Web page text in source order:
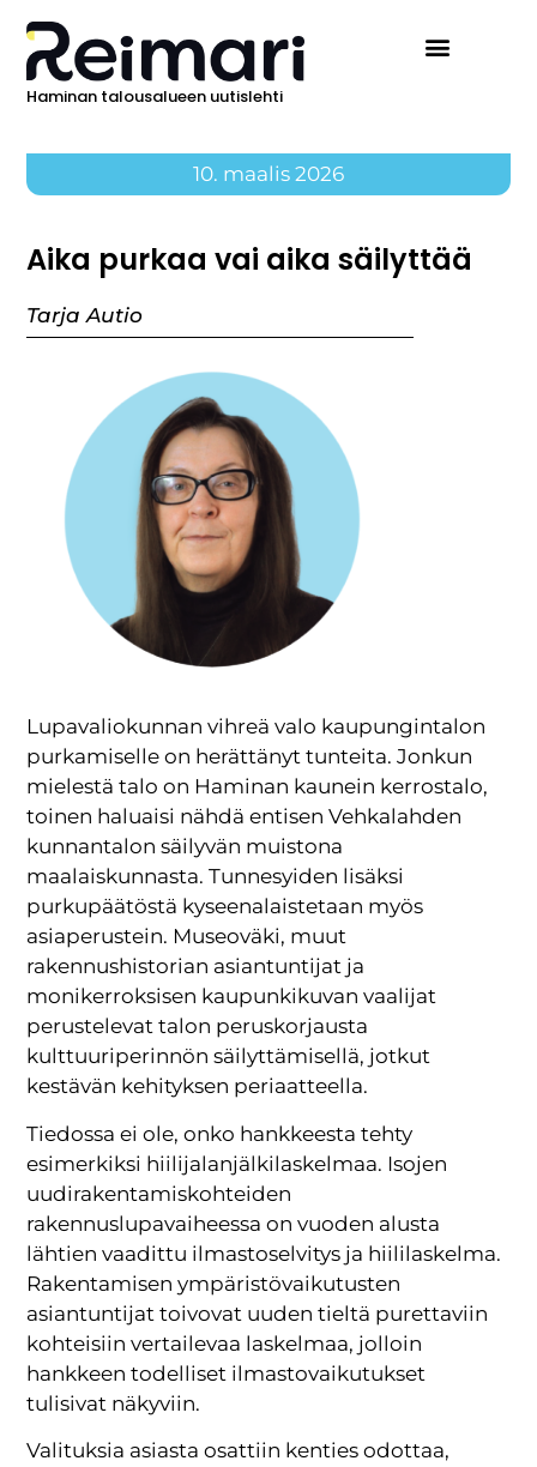
Haminan talousalueen uutislehti
10. maalis 2026
Aika purkaa vai aika säilyttää
Tarja Autio
Lupavaliokunnan vihreä valo kaupungintalon
purkamiselle on herättänyt tunteita. Jonkun
mielestä talo on Haminan kaunein kerrostalo,
toinen haluaisi nähdä entisen Vehkalahden
kunnantalon säilyvän muistona
maalaiskunnasta. Tunnesyiden lisäksi
purkupäätöstä kyseenalaistetaan myös
asiaperustein. Museoväki, muut
rakennushistorian asiantuntijat ja
monikerroksisen kaupunkikuvan vaalijat
perustelevat talon peruskorjausta
kulttuuriperinnön säilyttämisellä, jotkut
kestävän kehityksen periaatteella.
Tiedossa ei ole, onko hankkeesta tehty
esimerkiksi hiilijalanjälkilaskelmaa. Isojen
uudirakentamiskohteiden
rakennuslupavaiheessa on vuoden alusta
lähtien vaadittu ilmastoselvitys ja hiililaskelma.
Rakentamisen ympäristövaikutusten
asiantuntijat toivovat uuden tieltä purettaviin
kohteisiin vertailevaa laskelmaa, jolloin
hankkeen todelliset ilmastovaikutukset
tulisivat näkyviin.
Valituksia asiasta osattiin kenties odottaa,